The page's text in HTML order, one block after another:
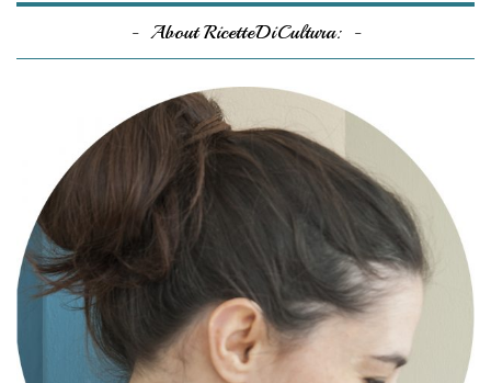
About RicetteDiCultura: